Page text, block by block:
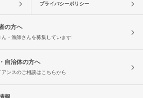
プライバシーポリシー
の方へ
ん・漁師さんを募集しています!
自治体の方へ
アンスのご相談はこちらから